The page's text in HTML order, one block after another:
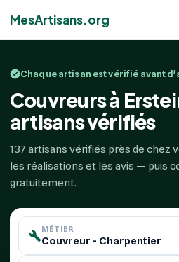
MesArtisans.org
Chaque artisan est vérifié avant
Couvreurs à
artisans vérifiés
137 artisans vérifiés près de chez
les réalisations et les avis — puis
gratuitement.
MÉTIER